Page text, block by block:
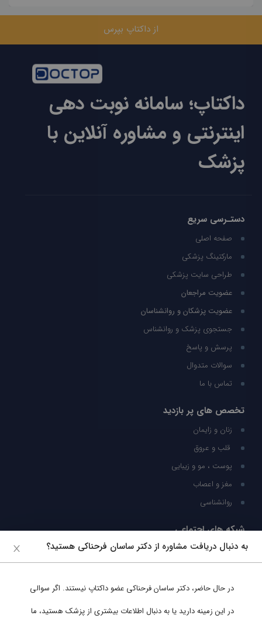
از داکتاپ بپرس
داکتاپ؛ سامانه نوبت دهی
اینترنتی و مشاوره آنلاین با
پزشک
دستـرسی سریع
صفحه اصلی
مارکتینگ پزشکی
طراحی سایت پزشکی
عضویت مراجعان
عضویت پزشکان و روانشناسان
جستجوی پزشک و روانشناس
پرسش و پاسخ
سوالات متدوال
تماس با ما
تخصص های پر بازدید
زنان و زایمان
قلب و عروق
پوست ، مو و زیبایی
مغز و اعصاب
روانشناسی
شبکه های اجتماعی
ما را در شبکه های اجتماعی دنبال کنید
به دنبال دریافت مشاوره از دکتر ساسان فرحناکی هستید؟
در حال حاضر، دکتر ساسان فرحناکی عضو داکتاپ نیستند. اگر سوالی
در این زمینه دارید یا به دنبال اطلاعات بیشتری از پزشک هستید، ما